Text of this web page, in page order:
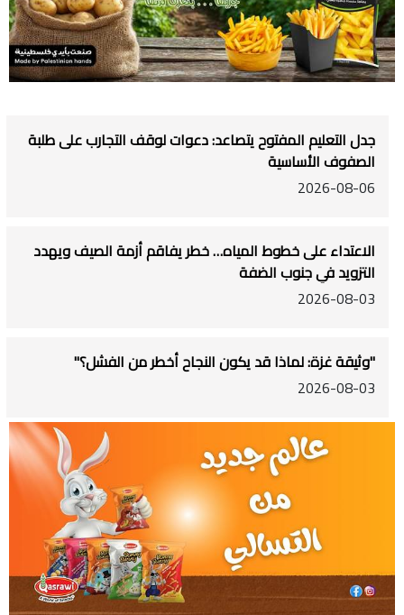
جدل التعليم المفتوح يتصاعد: دعوات لوقف التجارب على طلبة
الصفوف الأساسية
2026-08-06
الاعتداء على خطوط المياه… خطر يفاقم أزمة الصيف ويهدد
التزويد في جنوب الضفة
2026-08-03
"وثيقة غزة: لماذا قد يكون النجاح أخطر من الفشل؟"
2026-08-03